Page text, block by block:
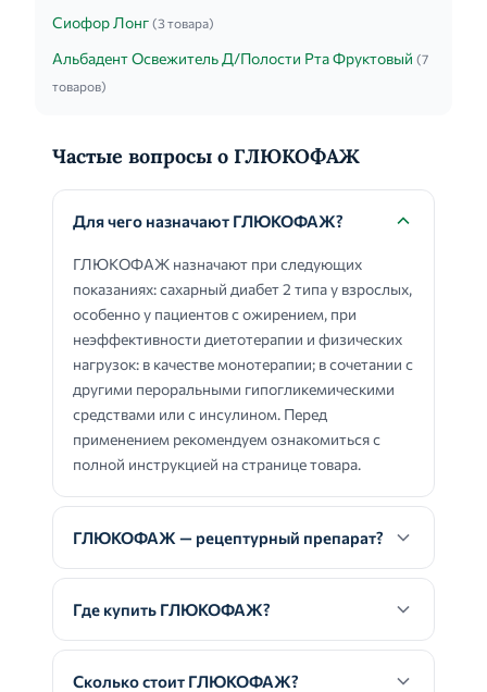
Сиофор Лонг (3 товара)
Альбадент Освежитель Д/Полости Рта Фруктовый (7
товаров)
Частые вопросы о ГЛЮКОФАЖ
Для чего назначают ГЛЮКОФАЖ?
ГЛЮКОФАЖ назначают при следующих
показаниях: сахарный диабет 2 типа у взрослых,
особенно у пациентов с ожирением, при
неэффективности диетотерапии и физических
нагрузок: в качестве монотерапии; в сочетании с
другими пероральными гипогликемическими
средствами или с инсулином. Перед
применением рекомендуем ознакомиться с
полной инструкцией на странице товара.
ГЛЮКОФАЖ — рецептурный препарат?
Где купить ГЛЮКОФАЖ?
Сколько стоит ГЛЮКОФАЖ?